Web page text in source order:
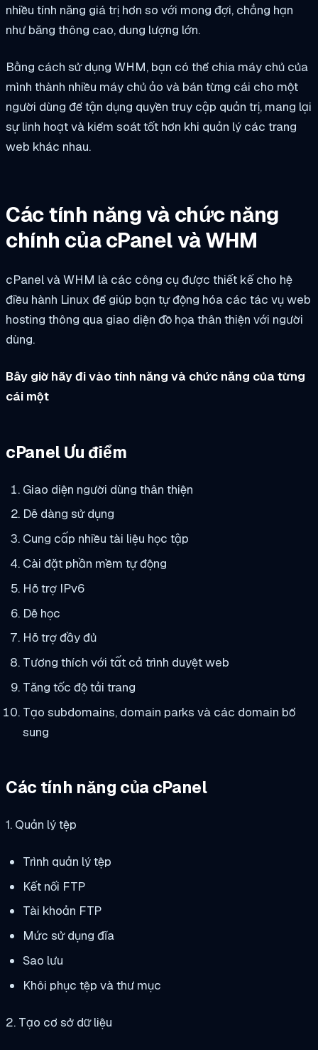
nhiều tính năng giá trị hơn so với mong đợi, chẳng hạn
như băng thông cao, dung lượng lớn.
Bằng cách sử dụng WHM, bạn có thể chia máy chủ của
mình thành nhiều máy chủ ảo và bán từng cái cho một
người dùng để tận dụng quyền truy cập quản trị, mang lại
sự linh hoạt và kiểm soát tốt hơn khi quản lý các trang
web khác nhau.
Các tính năng và chức năng
chính của cPanel và WHM
cPanel và WHM là các công cụ được thiết kế cho hệ
điều hành Linux để giúp bạn tự động hóa các tác vụ web
hosting thông qua giao diện đồ họa thân thiện với người
dùng.
Bây giờ hãy đi vào tính năng và chức năng của từng
cái một
cPanel Ưu điểm
Giao diện người dùng thân thiện
Dễ dàng sử dụng
Cung cấp nhiều tài liệu học tập
Cài đặt phần mềm tự động
Hỗ trợ IPv6
Dễ học
Hỗ trợ đầy đủ
Tương thích với tất cả trình duyệt web
Tăng tốc độ tải trang
Tạo subdomains, domain parks và các domain bổ
sung
Các tính năng của cPanel
1. Quản lý tệp
Trình quản lý tệp
Kết nối FTP
Tài khoản FTP
Mức sử dụng đĩa
Sao lưu
Khôi phục tệp và thư mục
2. Tạo cơ sở dữ liệu